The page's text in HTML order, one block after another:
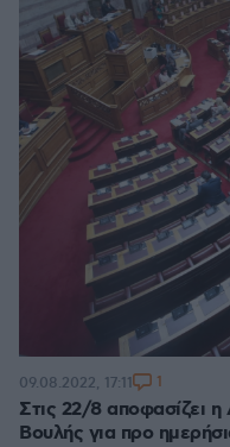
Στις 22/8 αποφασίζει
Βουλής για προ
09.08.2022, 17:11 1